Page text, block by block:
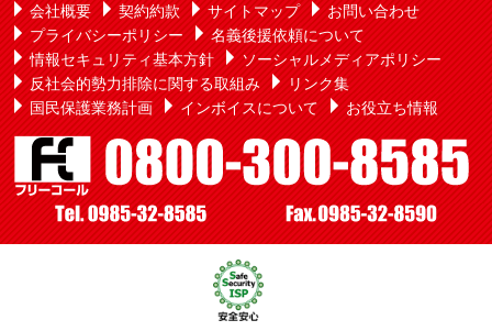
会社概要 契約約款 サイトマップ
お問い合わせ
プライバシーポリシー
名義後援依頼について
情報セキュリティ基本方針
ソーシャルメディアポリシー
反社会的勢力排除に関する取組み
リンク集
国民保護業務計画
インボイスについて お役立ち情報